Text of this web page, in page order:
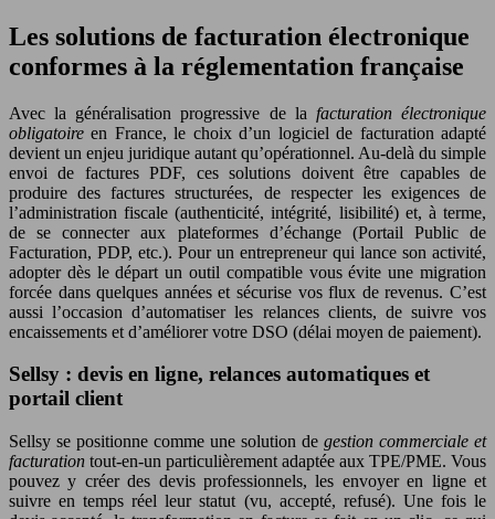
Les solutions de facturation électronique
conformes à la réglementation française
Avec la généralisation progressive de la facturation électronique
obligatoire en France, le choix d’un logiciel de facturation adapté
devient un enjeu juridique autant qu’opérationnel. Au-delà du simple
envoi de factures PDF, ces solutions doivent être capables de
produire des factures structurées, de respecter les exigences de
l’administration fiscale (authenticité, intégrité, lisibilité) et, à terme,
de se connecter aux plateformes d’échange (Portail Public de
Facturation, PDP, etc.). Pour un entrepreneur qui lance son activité,
adopter dès le départ un outil compatible vous évite une migration
forcée dans quelques années et sécurise vos flux de revenus. C’est
aussi l’occasion d’automatiser les relances clients, de suivre vos
encaissements et d’améliorer votre DSO (délai moyen de paiement).
Sellsy : devis en ligne, relances automatiques et
portail client
Sellsy se positionne comme une solution de gestion commerciale et
facturation tout-en-un particulièrement adaptée aux TPE/PME. Vous
pouvez y créer des devis professionnels, les envoyer en ligne et
suivre en temps réel leur statut (vu, accepté, refusé). Une fois le